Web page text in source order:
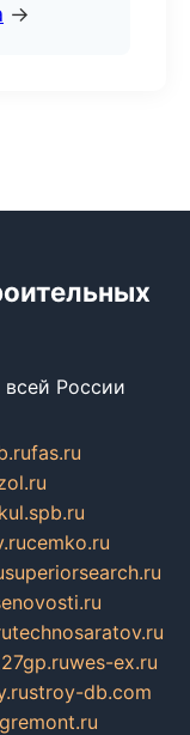
→
России
fas.ru
cemko.ru
superiorsearch.ru
technosaratov.ru
wes-ex.ru
stroy-db.com